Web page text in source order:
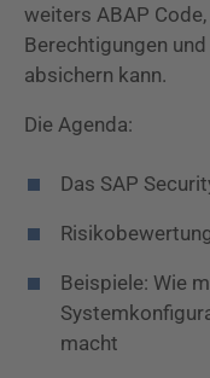
weiters ABAP
Berechtigungen
absichern kann.
Die Agenda:
Das SAP
Beispiele: Wie
macht